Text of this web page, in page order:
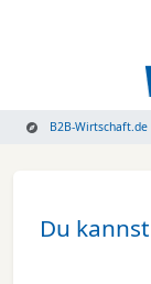
B2B-Wirtschaft.de
Du